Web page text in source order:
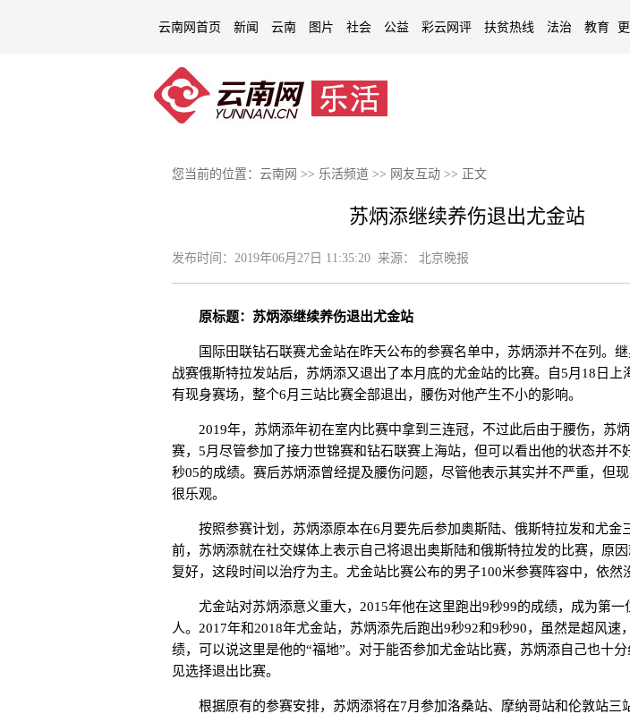
云南网首页 新闻 云南 图片 社会 公益 彩云网评 扶贫热线 法治 教育
您当前的位置： 云南网 >> 乐活频道 >> 网友互动 >> 正文
苏炳添继续养伤退出尤金站
发布时间： 2019年06月27日 11:35:20 来源： 北京晚报
原标题：苏炳添继续养伤退出尤金站
国际田联钻石联赛尤金站在昨天公布的参赛名单中，苏炳添并不在列。继
战赛俄斯特拉发站后，苏炳添又退出了本月底的尤金站的比赛。自5月18日上
有现身赛场，整个6月三站比赛全部退出，腰伤对他产生不小的影响。
2019年，苏炳添年初在室内比赛中拿到三连冠，不过此后由于腰伤，苏
赛，5月尽管参加了接力世锦赛和钻石联赛上海站，但可以看出他的状态并不
秒05的成绩。赛后苏炳添曾经提及腰伤问题，尽管他表示其实并不严重，但
很乐观。
按照参赛计划，苏炳添原本在6月要先后参加奥斯陆、俄斯特拉发和尤金
前，苏炳添就在社交媒体上表示自己将退出奥斯陆和俄斯特拉发的比赛，原
复好，这段时间以治疗为主。尤金站比赛公布的男子100米参赛阵容中，依然
尤金站对苏炳添意义重大，2015年他在这里跑出9秒99的成绩，成为第一
人。2017年和2018年尤金站，苏炳添先后跑出9秒92和9秒90，虽然是超风速
绩，可以说这里是他的“福地”。对于能否参加尤金站比赛，苏炳添自己也十
见选择退出比赛。
根据原有的参赛安排，苏炳添将在7月参加洛桑站、摩纳哥站和伦敦站三